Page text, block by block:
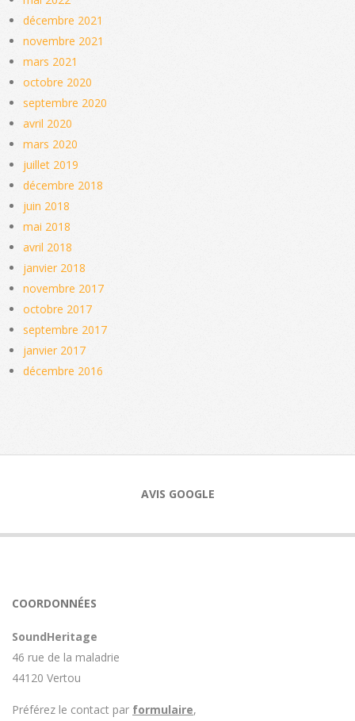
décembre 2021
novembre 2021
mars 2021
octobre 2020
septembre 2020
avril 2020
mars 2020
juillet 2019
décembre 2018
juin 2018
mai 2018
avril 2018
janvier 2018
novembre 2017
octobre 2017
septembre 2017
janvier 2017
décembre 2016
AVIS GOOGLE
COORDONNÉES
SoundHeritage
46 rue de la maladrie
44120 Vertou
Préférez le contact par formulaire,